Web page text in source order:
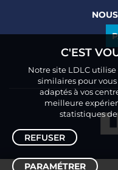
C'EST
Notre site LDLC
similaires pour vous
adaptés à vos
meilleure
statistiques
REFUSER
PARAMÉTRER